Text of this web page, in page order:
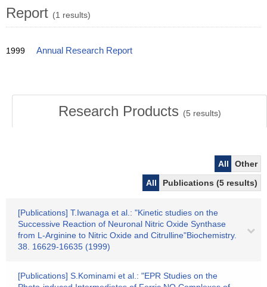
Report (1 results)
1999 Annual Research Report
Research Products (5 results)
All
Other
All
Publications (5 results)
[Publications] T.Iwanaga et al.: "Kinetic studies on the
Successive Reaction of Neuronal Nitric Oxide Synthase
from L-Arginine to Nitric Oxide and Citrulline"Biochemistry.
38. 16629-16635 (1999)
[Publications] S.Kominami et al.: "EPR Studies on the